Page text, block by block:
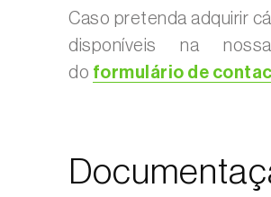
Caso pretenda adquirir
disponíveis na
do formulário de